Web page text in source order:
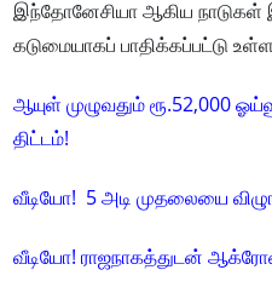
இந்தோனேசியா ஆகிய நாடுகள்
கடுமையாகப் பாதிக்கப்பட்டு
ஆயுள் முழுவதும் ரூ.52,000
திட்டம்!
வீடியோ! 5 அடி முதலையை
வீடியோ! ராஜநாகத்துடன்